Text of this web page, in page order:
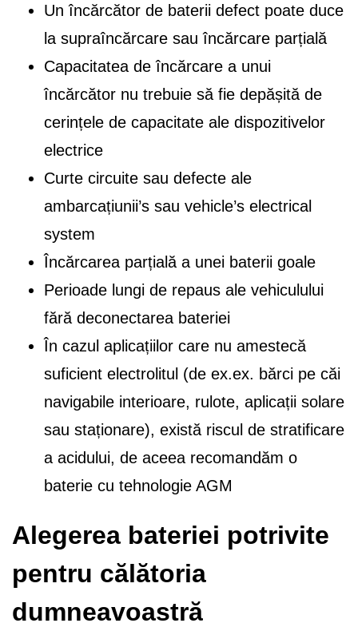
Un încărcător de baterii defect poate duce
la supraîncărcare sau încărcare parțială
Capacitatea de încărcare a unui
încărcător nu trebuie să fie depășită de
cerințele de capacitate ale dispozitivelor
electrice
Curte circuite sau defecte ale
ambarcațiunii’s sau vehicle’s electrical
system
Încărcarea parțială a unei baterii goale
Perioade lungi de repaus ale vehiculului
fără deconectarea bateriei
În cazul aplicațiilor care nu amestecă
suficient electrolitul (de ex.ex. bărci pe căi
navigabile interioare, rulote, aplicații solare
sau staționare), există riscul de stratificare
a acidului, de aceea recomandăm o
baterie cu tehnologie AGM
Alegerea bateriei potrivite
pentru călătoria
dumneavoastră